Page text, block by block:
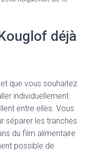
déjà
que vous souhaitez
individuellement
entre elles. Vous
séparer les tranches
du film alimentaire
possible de